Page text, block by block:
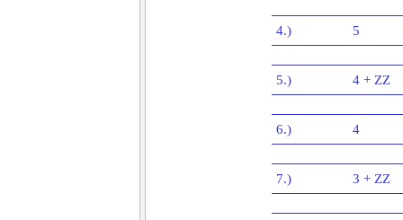
4.) 5
5.) 4 + ZZ
6.) 4
7.) 3 + ZZ